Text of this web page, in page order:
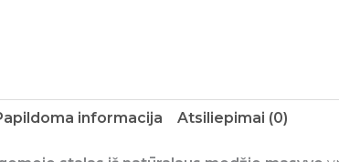
informacija Atsiliepimai (0)